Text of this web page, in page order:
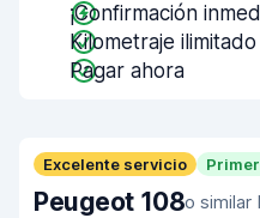
¡Confirmación
Kilometraje ilimitado
Pagar ahora
Excelente servicio
Peugeot 108o similar